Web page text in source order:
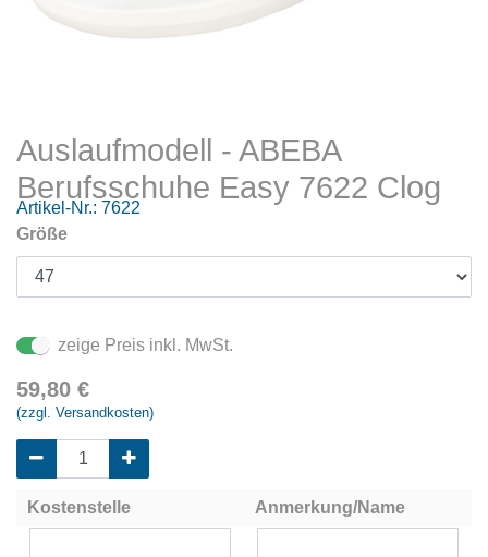
Auslaufmodell - ABEBA
Berufsschuhe Easy 7622 Clog
Artikel-Nr.: 7622
Größe
zeige Preis inkl. MwSt.
59,80 €
(zzgl. Versandkosten)
Kostenstelle Anmerkung/Name